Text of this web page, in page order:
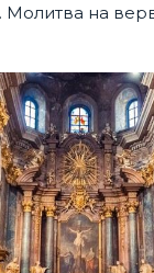
Молитва на